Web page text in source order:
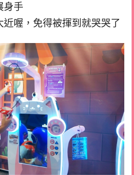
身手
喔，免得被揮到就哭哭了